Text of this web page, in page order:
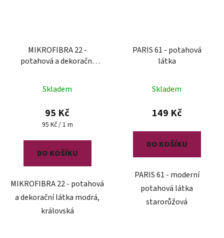
MIKROFIBRA 22 -
potahová a dekorační
Skladem
95 Kč
Měrná
95 Kč / 1 m
DO KOŠÍKU
MIKROFIBRA 22 - potahová
a dekorační látka modrá,
královská
PARIS 61 - potahová
látka
Skladem
149 Kč
DO KOŠÍKU
PARIS 61 - moderní
potahová látka
starorůžová